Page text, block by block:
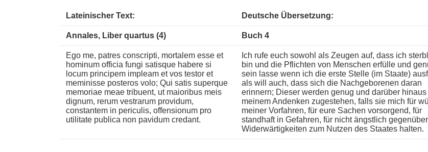
Lateinischer Text: Deutsche Übersetzung:
Annales, Liber quartus (4) Buch 4
Ego me, patres conscripti, mortalem esse et
hominum officia fungi satisque habere si
locum principem impleam et vos testor et
meminisse posteros volo; Qui satis superque
memoriae meae tribuent, ut maioribus meis
dignum, rerum vestrarum providum,
constantem in periculis, offensionum pro
utilitate publica non pavidum credant.
Ich rufe euch sowohl als Zeugen auf, dass ich
bin und die Pflichten von Menschen erfülle und
sein lasse wenn ich die erste Stelle (im Staate)
als will auch, dass sich die Nachgeborenen daran
erinnern; Dieser werden genug und darüber hinaus
meinem Andenken zugestehen, falls sie mich für
meiner Vorfahren, für eure Sachen vorsorgend, für
standhaft in Gefahren, für nicht ängstlich
Widerwärtigkeiten zum Nutzen des Staates halten.